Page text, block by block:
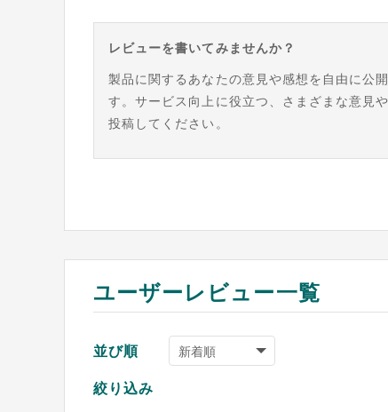
レビューを書いてみませんか？
製品に関するあなたの意見や感想を自由に公
す。サービス向上に役立つ、さまざまな意見
投稿してください。
ユーザーレビュー一覧
並び順
絞り込み